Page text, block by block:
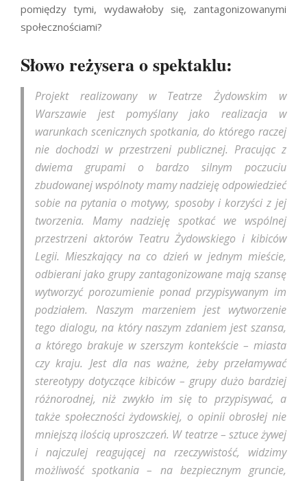
pomiędzy tymi, wydawałoby się, zantagonizowanymi
społecznościami?
Słowo reżysera o spektaklu:
Projekt realizowany w Teatrze Żydowskim w
Warszawie jest pomyślany jako realizacja w
warunkach scenicznych spotkania, do którego raczej
nie dochodzi w przestrzeni publicznej. Pracując z
dwiema grupami o bardzo silnym poczuciu
zbudowanej wspólnoty mamy nadzieję odpowiedzieć
sobie na pytania o motywy, sposoby i korzyści z jej
tworzenia. Mamy nadzieję spotkać we wspólnej
przestrzeni aktorów Teatru Żydowskiego i kibiców
Legii. Mieszkający na co dzień w jednym mieście,
odbierani jako grupy zantagonizowane mają szansę
wytworzyć porozumienie ponad przypisywanym im
podziałem. Naszym marzeniem jest wytworzenie
tego dialogu, na który naszym zdaniem jest szansa,
a którego brakuje w szerszym kontekście – miasta
czy kraju. Jest dla nas ważne, żeby przełamywać
stereotypy dotyczące kibiców – grupy dużo bardziej
różnorodnej, niż zwykło im się to przypisywać, a
także społeczności żydowskiej, o opinii obrosłej nie
mniejszą ilością uproszczeń. W teatrze – sztuce żywej
i najczulej reagującej na rzeczywistość, widzimy
możliwość spotkania – na bezpiecznym gruncie,